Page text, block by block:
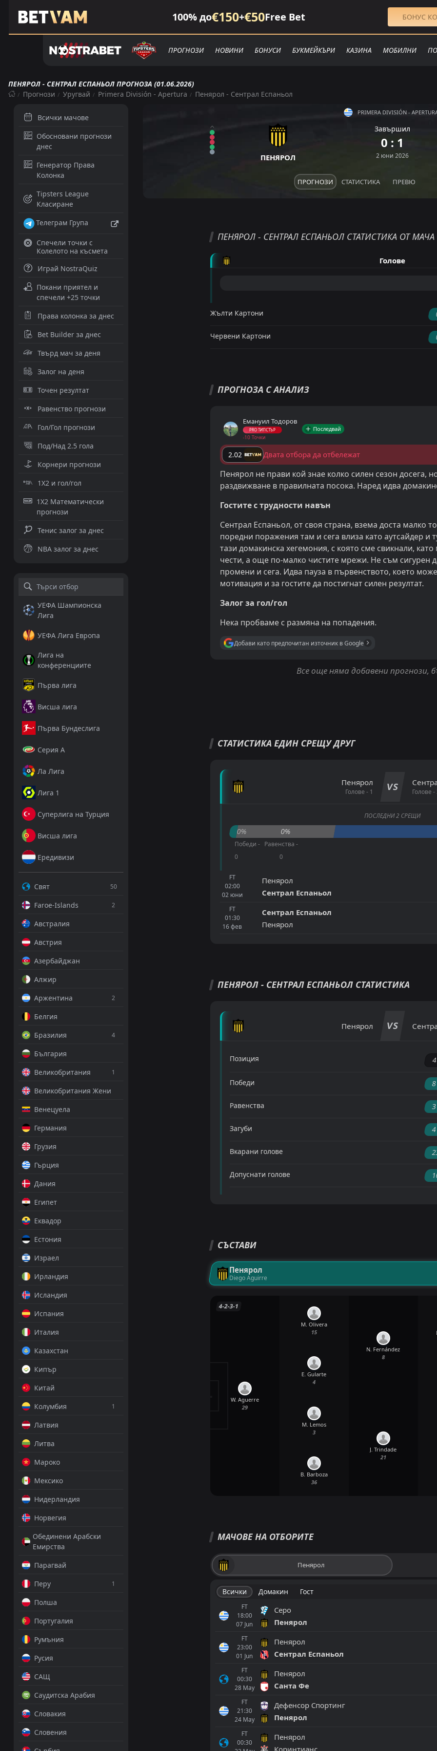
100% до€150+€50Free Bet БОНУС
ПРОГНОЗИ НОВИНИ БОНУСИ БУКМЕЙКЪРИ КАЗИНА МОБИЛНИ
ПЕНЯРОЛ - СЕНТРАЛ ЕСПАНЬОЛ ПРОГНОЗА (01.06.2026)
Прогнози
Уругвай Primera División - Apertura Пенярол - Сентрал Еспаньол
Всички мачове
Обосновани прогнози
днес
Генератор Права
Колонка
Tipsters League
Класиране
Телеграм Група
Спечели точки с
Колелото на късмета
Играй NostraQuiz
Покани приятел и
спечели +25 точки
Права колонка за днес
Bet Builder за днес
Твърд мач за деня
Залог на деня
Точен резултат
Равенство прогнози
Гол/Гол прогнози
Под/Над 2.5 гола
Корнери прогнози
1X2 и гол/гол
1X2 Математически
прогнози
Тенис залог за днес
NBA залог за днес
УЕФА Шампионска
Лига
УЕФА Лига Европа
Лига на
конференциите
Първа лига
Висша лига
Първа Бундеслига
Серия А
Ла Лига
Лига 1
Суперлига на Турция
Висша лига
Ередивизи
Свят 50
Faroe-Islands 2
Австралия
Австрия
Азербайджан
Алжир
Аржентина
2
Белгия
Бразилия
4
България
Великобритания
1
Великобритания Жени
Венецуела
Германия
Грузия
Гърция
Дания
Египет
Еквадор
Естония
Израел
Ирландия
Исландия
Испания
Италия
Казахстан
Кипър
Китай
Колумбия
1
Латвия
Литва
Мароко
Мексико
Нидерландия
Норвегия
Обединени Арабски
Емирства
Парагвай
Перу
1
Полша
Португалия
Румъния
Русия
САЩ
Саудитска Арабия
Словакия
Словения
PRIMERA DIVISIÓN -
ПЕНЯРОЛ
Завършил
0 : 1
2 юни 2026
ПРОГНОЗИ СТАТИСТИКА ПРЕВЮ
ПЕНЯРОЛ - СЕНТРАЛ ЕСПАНЬОЛ СТАТИСТИКА ОТ МАЧА
Голове
Жълти Картони
Червени Картони
ПРОГНОЗА С АНАЛИЗ
Емануил Тодоров
PRO ТИПСТЪР
-10 Точки
Последвай
2.02 Двата отбора да отбележат
Пенярол не прави кой знае колко силен сезон досега,
раздвижване в правилната посока. Наред идва
Гостите с трудности навън
Сентрал Еспаньол, от своя страна, взема доста малко
поредни поражения там и сега влиза като аутсайдер и
тази домакинска хегемония, с която сме свикнали,
чести, а още по-малко чистите мрежи. Не съм сигурен
промени и сега. Идва пауза в първенството, което
мотивация и за гостите да постигнат силен резултат.
Залог за гол/гол
Нека пробваме с размяна на попадения.
Добави като предпочитан източник в Google
Все още няма добавени прогнози,
СТАТИСТИКА ЕДИН СРЕЩУ ДРУГ
Пенярол
Голове - 1 VS Голове -
ПОСЛЕДНИ 2 СРЕЩИ
0% 0%
Победи -
0
Равенства -
0
FT
02:00
02 юни
Пенярол
Сентрал Еспаньол
FT
01:30
16фев
Сентрал Еспаньол
Пенярол
ПЕНЯРОЛ - СЕНТРАЛ ЕСПАНЬОЛ СТАТИСТИКА
Пенярол VS
Позиция 4
Победи 8
Равенства 3
Загуби 4
Вкарани голове
Допуснати голове
СЪСТАВИ
Пенярол
Diego Aguirre
4-2-3-1
W. Aguerre
29
B. Barboza
36
M. Lemos
3
E. Gularte
4
M. Olivera
15
J. Trindade
21
N. Fernández
8
МАЧОВЕ НА ОТБОРИТЕ
Пенярол
Всички Домакин Гост
FT
18:00
07 Jun
Серо
Пенярол
FT
23:00
01 Jun
Пенярол
Сентрал Еспаньол
FT
00:30
28 May
Пенярол
Санта Фе
FT
21:30
24 May
Дефенсор Спортинг
Пенярол
FT
00:30
Пенярол
Коринтианс